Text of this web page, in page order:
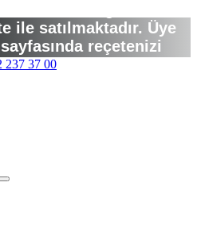
göre
ile satılmaktadır. Üye
reçetenizi
237 37 00